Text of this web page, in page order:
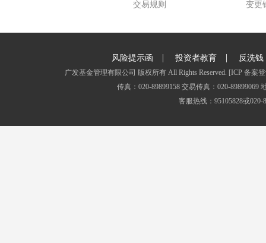
交易规则 变更
风险提示函 | 投资者教育 | 反洗钱
广发基金管理有限公司 版权所有 All Rights Reserved. [ICP 备案
传真：020-89899158 交易传真：020-
客服热线：95105828或020-